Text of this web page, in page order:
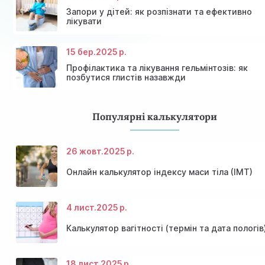
Знижки та акції на масаж у Київі
залози
Діагностика щитовидної залози
Акція: 20% знижки на консультації лікарів!
Запори у дітей: як розпізнати та ефективно
лікувати
15 бер.2025 р.
Профілактика та лікування гельмінтозів: як
позбутися глистів назавжди
Популярні калькулятори
26 жовт.2025 р.
Онлайн калькулятор індексу маси тіла (ІМТ)
4 лист.2025 р.
Калькулятор вагітності (термін та дата